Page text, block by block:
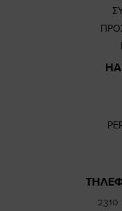
2310